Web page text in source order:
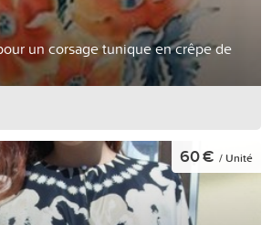
un corsage tunique en crêpe de
60 € / Unité